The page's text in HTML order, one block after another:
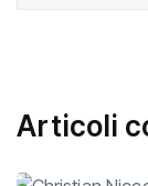
Articoli